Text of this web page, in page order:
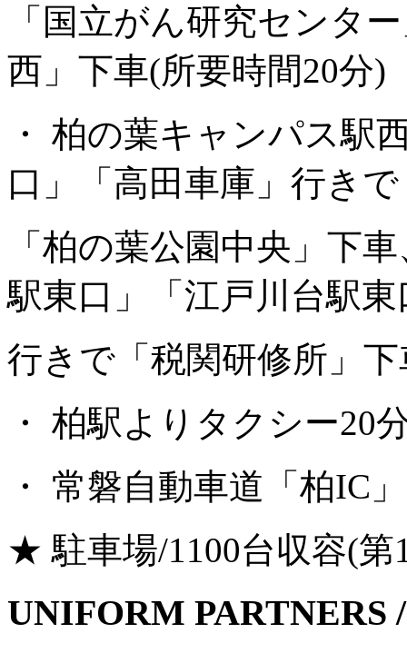
「国立がん研究センタ
西」下車(所要時間20分)
・ 柏の葉キャンパス駅
口」「高田車庫」行きで
「柏の葉公園中央」下
駅東口」「江戸川台駅東
行きで「税関研修所」
・ 柏駅よりタクシー20
・ 常磐自動車道「柏IC
★ 駐車場/1100台収容(第
UNIFORM PARTNERS